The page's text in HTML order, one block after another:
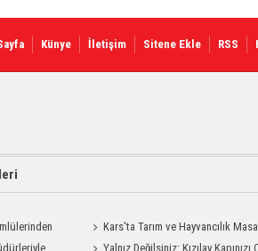
Künye İletişim Sitene Ekle RSS
Kars'ta Tarım ve Hayvancılık
Yatırıldı
Yalnız Değilsiniz: Kızılay Kapınızı